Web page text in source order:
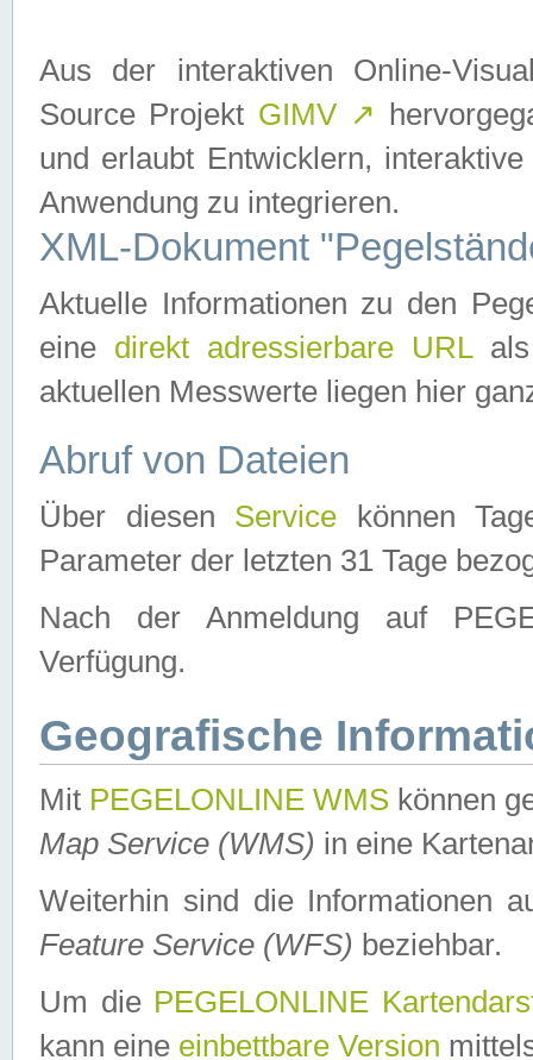
Aus der interaktiven Online-
Source Projekt GIMV ↗
und erlaubt Entwicklern,
Anwendung zu integrieren.
XML-Dokument
Aktuelle Informationen zu den
eine direkt adressierbare URLals
aktuellen Messwerte liegen hier
Abruf von Dateien
Über diesen Service können
Parameter der letzten 31 Tage
Nach der Anmeldung auf
Verfügung.
Geografische
Mit PEGELONLINE WMS können
Map Service (WMS) in eine
Weiterhin sind die Informationen
Feature Service (WFS) beziehbar.
Um die PEGELONLINE
kann eine einbettbare Version